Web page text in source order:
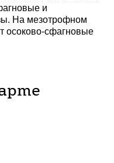
и
На мезотрофном
осоково-сфагновые